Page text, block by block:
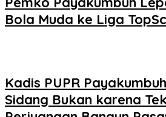
Bola Muda ke Liga
Kadis PUPR
Sidang Bukan karena